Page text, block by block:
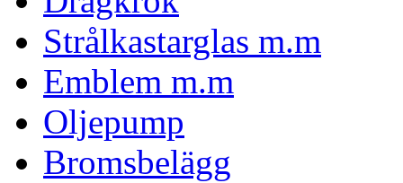
Strålkastarglas m.m
Emblem m.m
Oljepump
Bromsbelägg